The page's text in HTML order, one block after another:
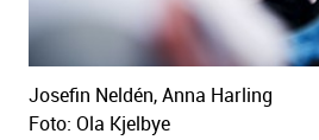
Josefin Neldén, Anna Harling
Foto: Ola Kjelbye